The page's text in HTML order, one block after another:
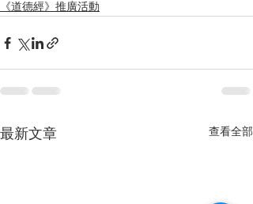
《道德經》推廣活動
最新文章 查看全部